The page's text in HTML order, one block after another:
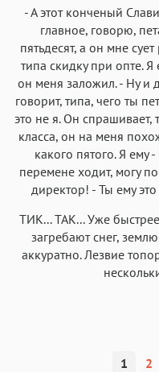
- А этот конченый
главное, говорю,
пятьдесят, а он мне
типа скидку при опте.
он меня заложил. - Hу и
говорит, типа, чего ты
это не я. Он спрашивает,
класса, он на меня
какого пятого. Я
перемене ходит, могу
директор! - Ты ему
ТИК... ТАК... Уже
загребают снег,
аккуратно. Лезвие
1 2